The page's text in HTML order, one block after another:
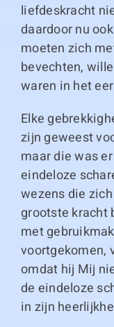
liefdeskracht
daardoor nu
moeten zich
bevechten,
waren in het
Elke
zijn geweest
maar die was
eindeloze
wezens die
grootste kracht
met
voortgekomen,
omdat hij Mij
de eindeloze
in zijn